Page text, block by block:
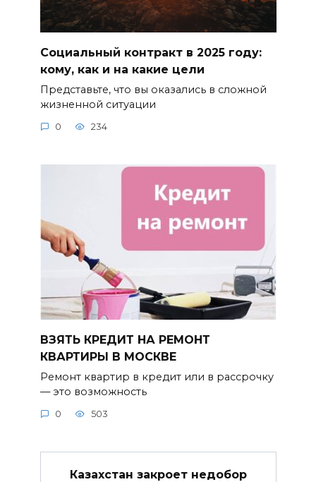
Социальный контракт в 2025 году:
кому, как и на какие цели
Представьте, что вы оказались в сложной
жизненной ситуации
0 234
ВЗЯТЬ КРЕДИТ НА РЕМОНТ
КВАРТИРЫ В МОСКВЕ
Ремонт квартир в кредит или в рассрочку
— это возможность
0 503
Казахстан закроет недобор